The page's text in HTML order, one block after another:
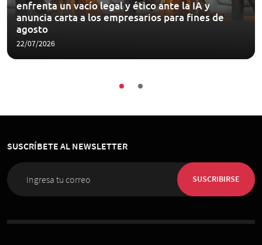
enfrenta un vacío legal y ético ante la IA y
anuncia carta a los empresarios para fines de
agosto
22/07/2026
SUSCRÍBETE AL NEWSLETTER
SUSCRIBIRSE